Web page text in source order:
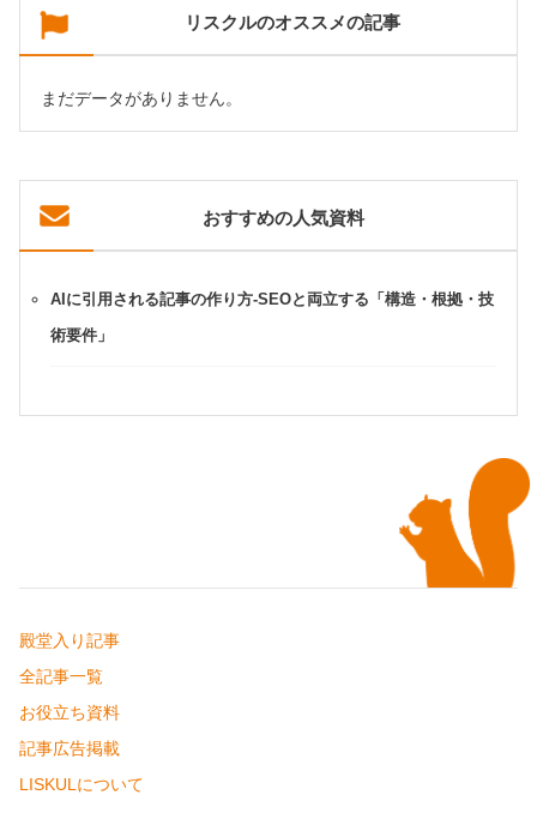
リスクルのオススメの記事
まだデータがありません。
おすすめの人気資料
AIに引用される記事の作り方-SEOと両立する「構造・根拠・技
術要件」
殿堂入り記事
全記事一覧
お役立ち資料
記事広告掲載
LISKULについて